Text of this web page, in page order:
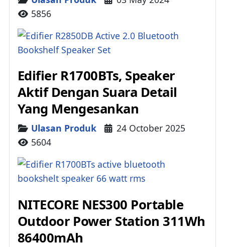
5856
Edifier R1700BTs, Speaker
Aktif Dengan Suara Detail
Yang Mengesankan
Details
Ulasan Produk
24 October 2025
5604
NITECORE NES300 Portable
Outdoor Power Station 311Wh
86400mAh